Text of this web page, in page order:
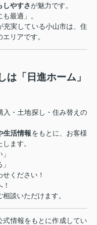
しやすさが魅力です。
最適」。
充実している小山市は、住
リアです。
「日進ホーム」
入・土地探し・住み替えの
生活情報をもとに、お客様
ます。
ください！
談いただけます。
情報をもとに作成してい